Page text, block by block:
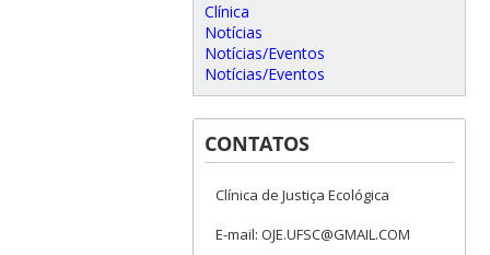
Clínica
Notícias
Notícias/Eventos
Notícias/Eventos
CONTATOS
Clínica de Justiça Ecológica
E-mail: OJE.UFSC@GMAIL.COM